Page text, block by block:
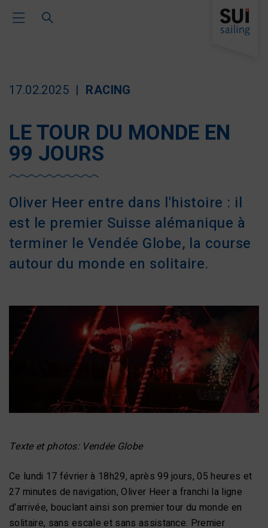
Toggle Main Navigation
17.02.2025 RACING
LE TOUR DU MONDE EN
99 JOURS
Oliver Heer entre dans l'histoire : il
est le premier Suisse alémanique à
terminer le Vendée Globe, la course
autour du monde en solitaire.
Texte et photos: Vendée Globe
Ce lundi 17 février à 18h29, après 99 jours, 05 heures et
27 minutes de navigation, Oliver Heer a franchi la ligne
d’arrivée, bouclant ainsi son premier tour du monde en
solitaire, sans escale et sans assistance. Premier